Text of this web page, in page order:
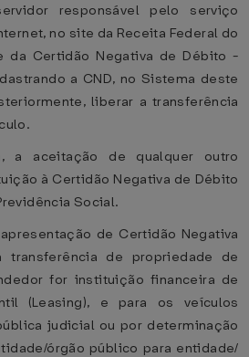
responsável pelo serviço
no site da Receita Federal do
da Certidão Negativa de Débito -
a CND, no Sistema deste
liberar a transferência
a aceitação de qualquer outro
à Certidão Negativa de Débito
Social.
apresentação de Certidão Negativa
de propriedade de
for instituição financeira de
(Leasing), e para os veículos
judicial ou por determinação
órgão público para entidade/